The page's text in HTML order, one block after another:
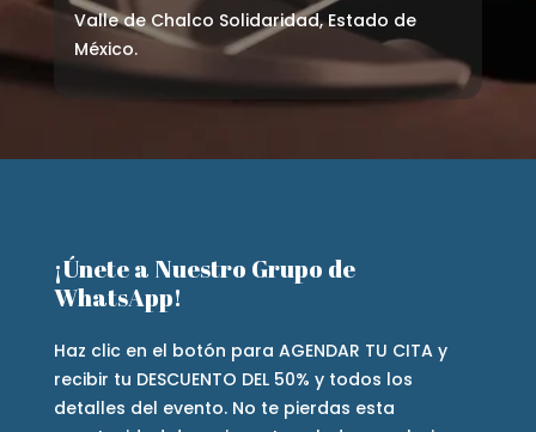
Valle de Chalco Solidaridad, Estado de
México.
¡Únete a Nuestro Grupo de
WhatsApp!
Haz clic en el botón para AGENDAR TU CITA y
recibir tu DESCUENTO DEL 50% y todos los
detalles del evento. No te pierdas esta